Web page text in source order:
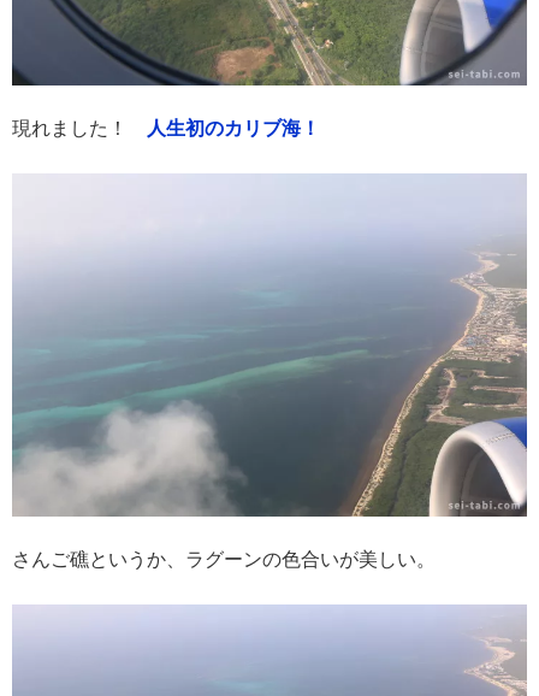
現れました！ 人生初のカリブ海！
さんご礁というか、ラグーンの色合いが美しい。